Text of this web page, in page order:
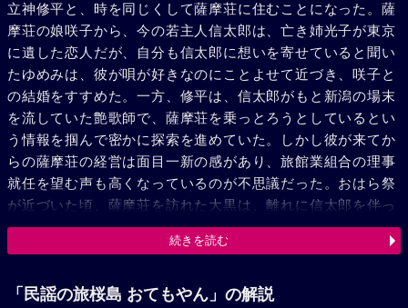
立神修平と、時を同じくして薩摩荘に住むことになった。薩
摩荘の娘咲子から、今の若主人信太郎は、亡き姉光子が東京
に遺した恋人だが、自分も信太郎に想いを寄せていると聞い
たゆめみは、彼が唄が好きなのにことよせて近づき、咲子と
の結婚をすすめた。一方、修平は、信太郎がもと新潟の場末
を流していた艶歌師で、薩摩荘を乗っとろうとしているとい
う情報を掴んで密かに探索を進めていた。しかし彼が来てか
らの薩摩荘の経営は面目一新の感があり、旅館業組合の理事
就任を望む声も高くなっているのが不思議だった。おはら祭
が近づいた頃、薩摩荘を訪れた大黒は、離れに信太郎を伴っ
て、死んだ光子の恋人はこの俺だと写真をみせつけるのだっ
た。押入にひそんでいたゆめみと、風呂番健太の機転で、大
た。一人になりたいと考えた信太郎は薩摩荘を後にした。熊
続きを読む
「民謡の旅桜島 おてもやん」の解説